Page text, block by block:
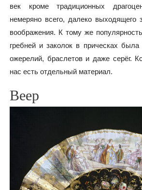
век кроме традиционных
немеряно всего, далеко выходящего
воображения. К тому же
гребней и заколок в прическах
ожерелий, браслетов и даже серёг.
нас есть отдельный материал.
Веер